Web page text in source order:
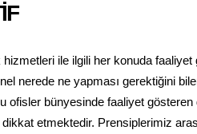
ile ilgili her konuda
nerede ne yapması gerektiğini
ofisler bünyesinde faaliyet
etmektedir. Prensiplerimiz